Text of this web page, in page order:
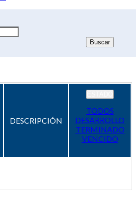
DESCRIPCIÓN
TODOS
DESARROLLO
TERMINADO
VENCIDO